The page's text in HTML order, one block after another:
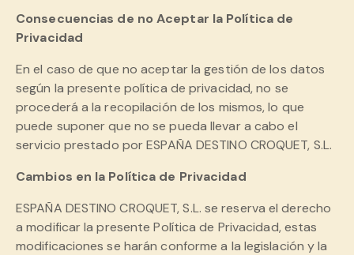
Consecuencias de no Aceptar la Política de
Privacidad
En el caso de que no aceptar la gestión de los datos
según la presente política de privacidad, no se
procederá a la recopilación de los mismos, lo que
puede suponer que no se pueda llevar a cabo el
servicio prestado por ESPAÑA DESTINO CROQUET, S.L.
Cambios en la Política de Privacidad
ESPAÑA DESTINO CROQUET, S.L. se reserva el derecho
a modificar la presente Política de Privacidad, estas
modificaciones se harán conforme a la legislación y la